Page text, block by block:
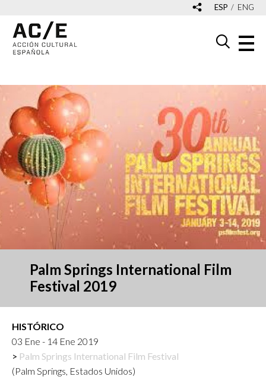
ESP ENG
Palm Springs International Film
Festival 2019
HISTÓRICO
03 Ene - 14 Ene 2019
Palm Springs International Film Festival
(Palm Springs, Estados Unidos)